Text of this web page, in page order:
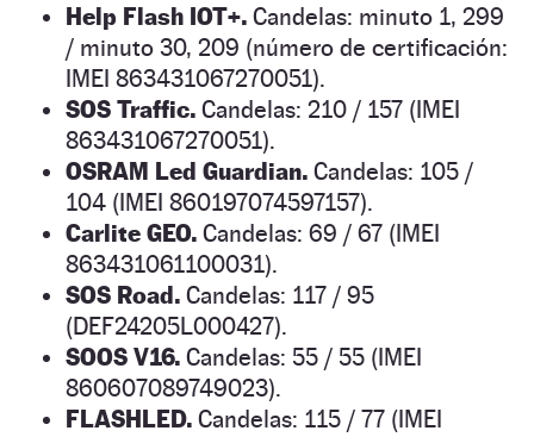
Help Flash IOT+. Candelas: minuto 1, 299
/ minuto 30, 209 (número de certificación:
IMEI 863431067270051).
SOS Traffic. Candelas: 210 / 157 (IMEI
863431067270051).
OSRAM Led Guardian. Candelas: 105 /
104 (IMEI 860197074597157).
Carlite GEO. Candelas: 69 / 67 (IMEI
863431061100031).
SOS Road. Candelas: 117 / 95
(DEF24205L000427).
SOOS V16. Candelas: 55 / 55 (IMEI
860607089749023).
FLASHLED. Candelas: 115 / 77 (IMEI